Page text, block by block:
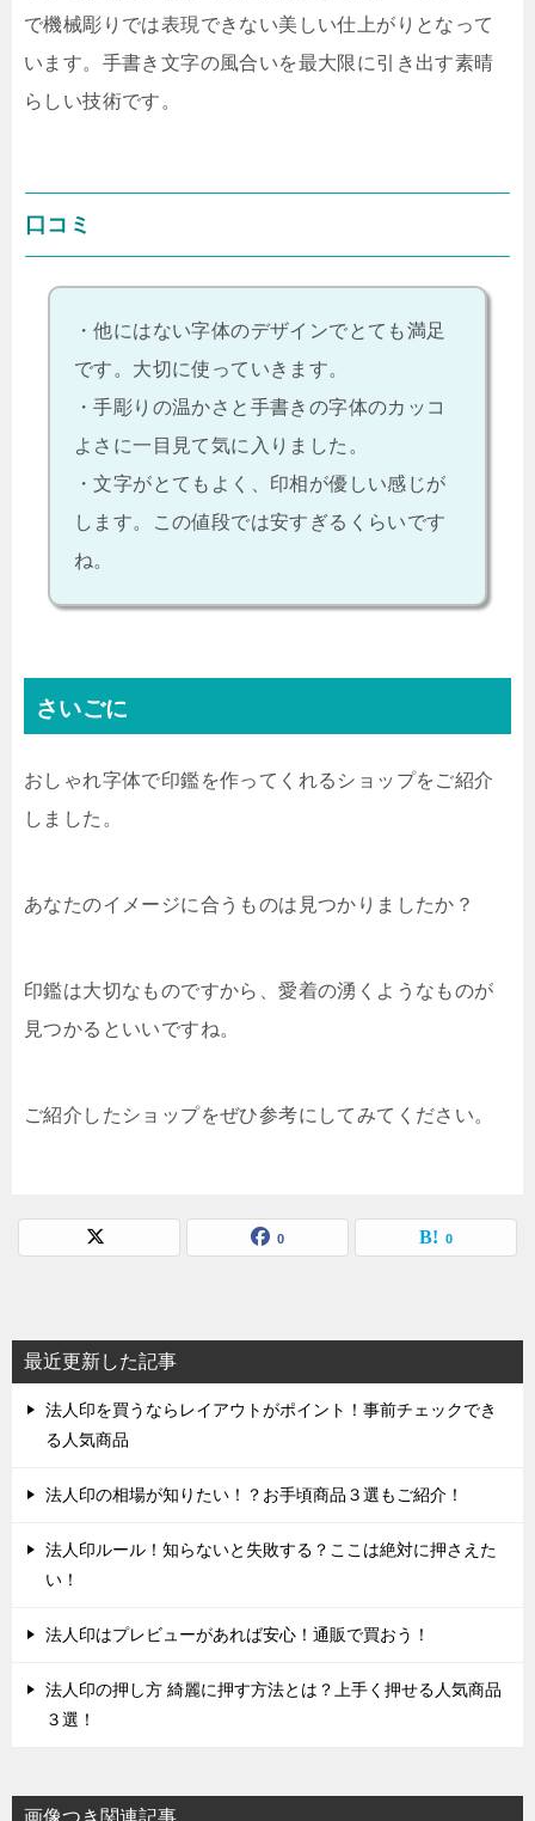
で機械彫りでは表現できない美しい仕上がりとなって
います。手書き文字の風合いを最大限に引き出す素晴
らしい技術です。
口コミ
・他にはない字体のデザインでとても満足
です。大切に使っていきます。
・手彫りの温かさと手書きの字体のカッコ
よさに一目見て気に入りました。
・文字がとてもよく、印相が優しい感じが
します。この値段では安すぎるくらいです
ね。
さいごに
おしゃれ字体で印鑑を作ってくれるショップをご紹介
しました。
あなたのイメージに合うものは見つかりましたか？
印鑑は大切なものですから、愛着の湧くようなものが
見つかるといいですね。
ご紹介したショップをぜひ参考にしてみてください。
0 0
最近更新した記事
法人印を買うならレイアウトがポイント！事前チェックでき
る人気商品
法人印の相場が知りたい！？お手頃商品３選もご紹介！
法人印ルール！知らないと失敗する？ここは絶対に押さえた
い！
法人印はプレビューがあれば安心！通販で買おう！
法人印の押し方 綺麗に押す方法とは？上手く押せる人気商品
３選！